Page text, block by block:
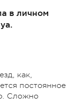
в личном
как,
постоянное
Сложно